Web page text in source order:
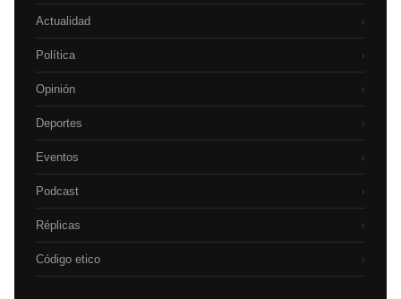
Actualidad ›
Política ›
Opinión ›
Deportes ›
Eventos ›
Podcast ›
Réplicas ›
Código etico ›